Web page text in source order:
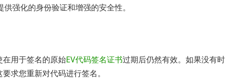
强化的身份验证和增强的安全性。
用于签名的原始EV代码签名证书过期后仍然有效。如果没有时
求您重新对代码进行签名。